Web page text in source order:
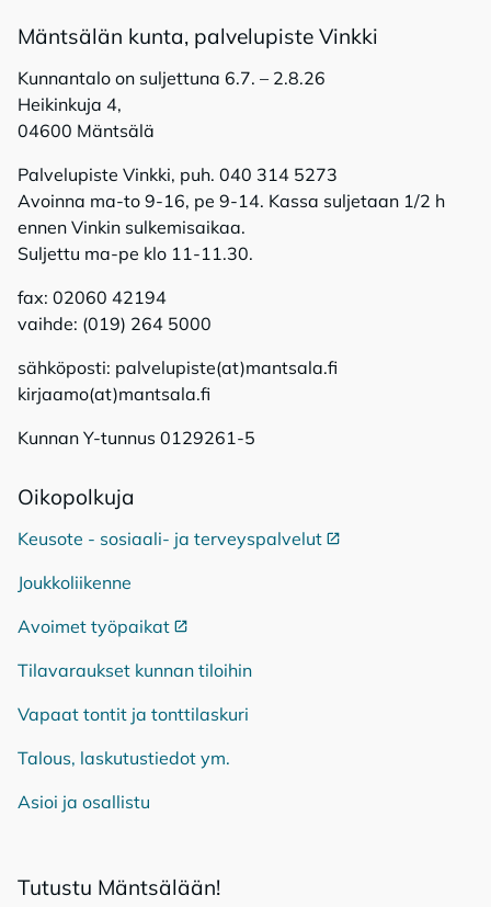
Mänt­sä­län kun­ta, pal­ve­lu­pis­te Vink­ki
Kunnantalo on suljettuna 6.7. – 2.8.26
Heikinkuja 4,
04600 Mäntsälä
Palvelupiste Vinkki, puh. 040 314 5273
Avoinna ma-to 9-16, pe 9-14. Kassa suljetaan 1/2 h
ennen Vinkin sulkemisaikaa.
Suljettu ma-pe klo 11-11.30.
fax: 02060 42194
vaihde: (019) 264 5000
sähköposti: palvelupiste(at)mantsala.fi
kirjaamo(at)mantsala.fi
Kunnan Y-tunnus 0129261-5
Oi­ko­pol­ku­ja
Keusote - sosiaali- ja terveyspalvelut Ulkoinen linkki
Joukkoliikenne
Avoimet työpaikat Ulkoinen linkki
Tilavaraukset kunnan tiloihin
Vapaat tontit ja tonttilaskuri
Talous, laskutustiedot ym.
Asioi ja osallistu
Tu­tus­tu Mänt­sä­lään!